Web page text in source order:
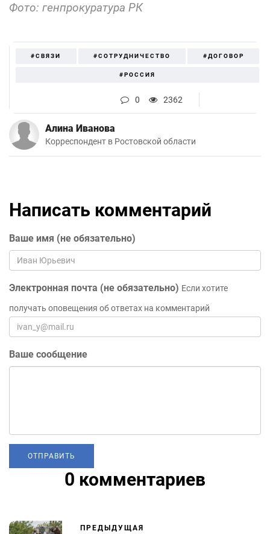
Фото: генпрокуратура РК
#СВЯЗИ #СОТРУДНИЧЕСТВО #ДОГОВОР
#РОССИЯ
0 2362
Алина Иванова
Корреспондент в Ростовской области
Написать комментарий
Ваше имя (не обязательно)
Электронная почта (не обязательно) Если хотите
получать оповещения об ответах на комментарий
Ваше сообщение
0 комментариев
ПРЕДЫДУЩАЯ